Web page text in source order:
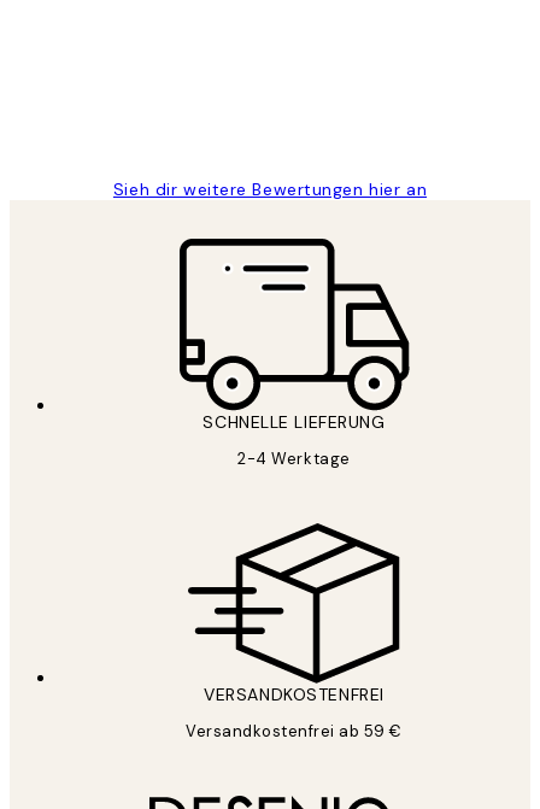
Sieh dir weitere Bewertungen hier an
SCHNELLE LIEFERUNG
2-4 Werktage
VERSANDKOSTENFREI
Versandkostenfrei ab 59 €